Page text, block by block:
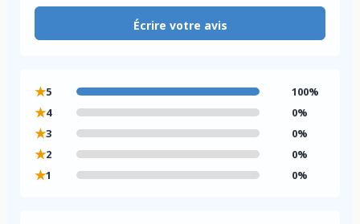
Écrire votre avis
★5 100%
★4 0%
★3 0%
★2 0%
★1 0%